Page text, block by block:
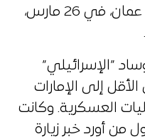
تقع على الحدود مع سلطنة عمان، في 26 مارس، ​
​”الإسرائيلي”
الأقل إلى الإمارات
العسكرية. وكانت
‌أورد خبر زيارة